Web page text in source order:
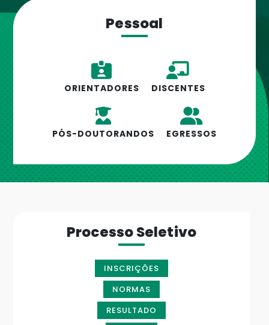
Pessoal
ORIENTADORES DISCENTES
PÓS-DOUTORANDOS EGRESSOS
Processo Seletivo
INSCRIÇÕES
NORMAS
RESULTADO